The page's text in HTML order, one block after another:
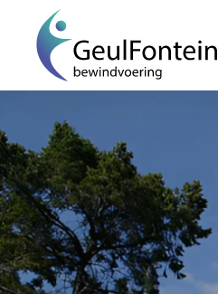
Terug naar hoofdinhoud